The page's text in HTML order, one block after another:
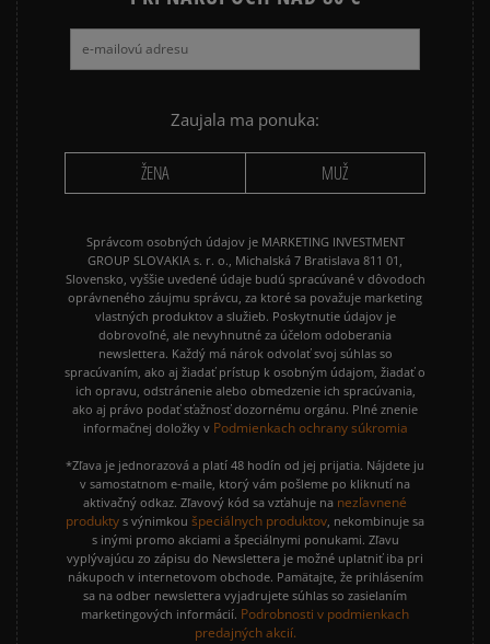
Zaujala ma ponuka:
ŽENA MUŽ
Správcom osobných údajov je MARKETING INVESTMENT
GROUP SLOVAKIA s. r. o., Michalská 7 Bratislava 811 01,
Slovensko, vyššie uvedené údaje budú spracúvané v dôvodoch
oprávneného záujmu správcu, za ktoré sa považuje marketing
vlastných produktov a služieb. Poskytnutie údajov je
dobrovoľné, ale nevyhnutné za účelom odoberania
newslettera. Každý má nárok odvolať svoj súhlas so
spracúvaním, ako aj žiadať prístup k osobným údajom, žiadať o
ich opravu, odstránenie alebo obmedzenie ich spracúvania,
ako aj právo podať sťažnosť dozornému orgánu. Plné znenie
informačnej doložky v Podmienkach ochrany súkromia
*Zľava je jednorazová a platí 48 hodín od jej prijatia. Nájdete ju
v samostatnom e-maile, ktorý vám pošleme po kliknutí na
aktivačný odkaz. Zľavový kód sa vzťahuje na nezľavnené
produkty s výnimkou špeciálnych produktov, nekombinuje sa
s inými promo akciami a špeciálnymi ponukami. Zľavu
vyplývajúcu zo zápisu do Newslettera je možné uplatniť iba pri
nákupoch v internetovom obchode. Pamätajte, že prihlásením
sa na odber newslettera vyjadrujete súhlas so zasielaním
marketingových informácií. Podrobnosti v podmienkach
predajných akcií.